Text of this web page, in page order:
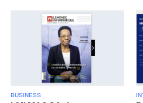
BUSINESS